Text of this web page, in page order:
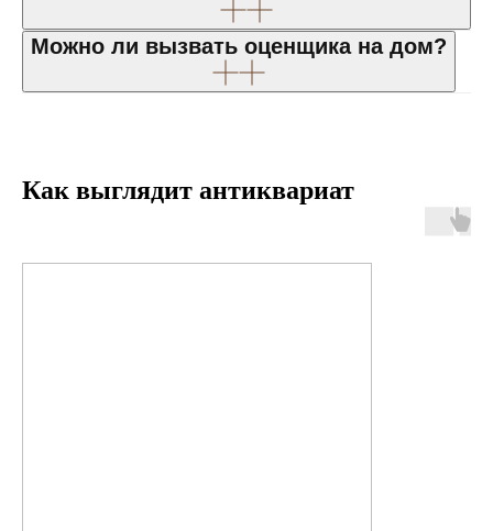
Можно ли вызвать оценщика на дом?
Как выглядит антиквариат